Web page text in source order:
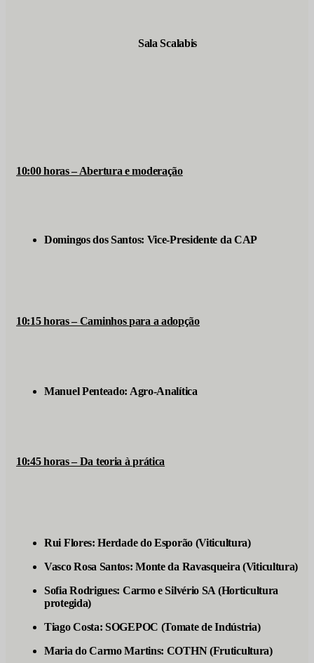
Sala Scalabis
10:00 horas – Abertura e moderação
Domingos dos Santos: Vice-Presidente da CAP
10:15 horas – Caminhos para a adopção
Manuel Penteado: Agro-Analítica
10:45 horas – Da teoria à prática
Rui Flores: Herdade do Esporão (Viticultura)
Vasco Rosa Santos: Monte da Ravasqueira (Viticultura)
Sofia Rodrigues: Carmo e Silvério SA (Horticultura
protegida)
Tiago Costa: SOGEPOC (Tomate de Indústria)
Maria do Carmo Martins: COTHN (Fruticultura)